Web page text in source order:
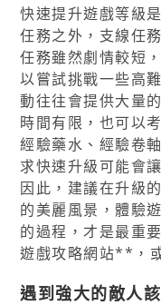
快速提升遊戲等級
任務之外，支線任
任務雖然劇情較短
以嘗試挑戰一些高
動往往會提供大量
時間有限，也可以
經驗藥水、經驗卷
求快速升級可能會
因此，建議在升級
的美麗風景，體驗
的過程，才是最重
遊戲攻略網站**，
遇到強大的敵人